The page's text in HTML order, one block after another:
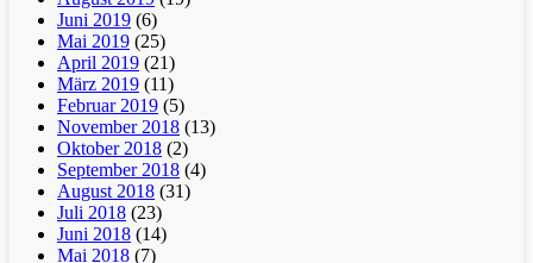
Juni 2019 (6)
Mai 2019 (25)
April 2019 (21)
März 2019 (11)
Februar 2019 (5)
November 2018 (13)
Oktober 2018 (2)
September 2018 (4)
August 2018 (31)
Juli 2018 (23)
Juni 2018 (14)
Mai 2018 (7)